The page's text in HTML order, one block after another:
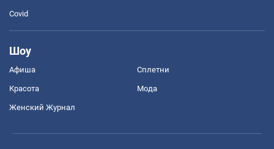
Covid
Шоу
Афиша Сплетни
Красота Мода
Женский Журнал